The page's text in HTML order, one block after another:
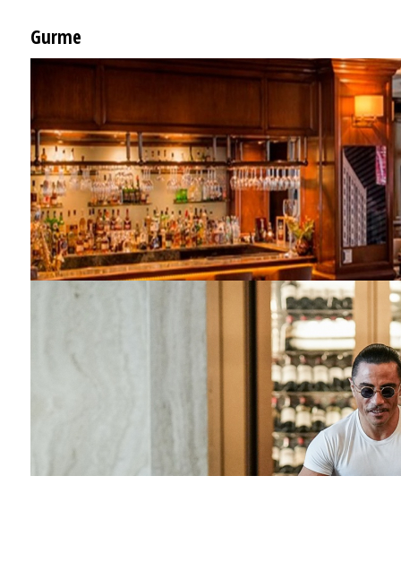
Gurme
EĞLENCE HAYATINA YENİ SOLUK: Gabbro Dream Theatre